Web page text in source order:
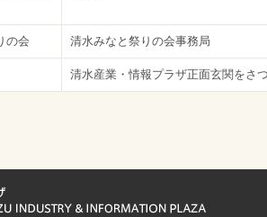
の会 清水みなと祭りの会事務局
清水産業・情報プラザ正面玄関をさ